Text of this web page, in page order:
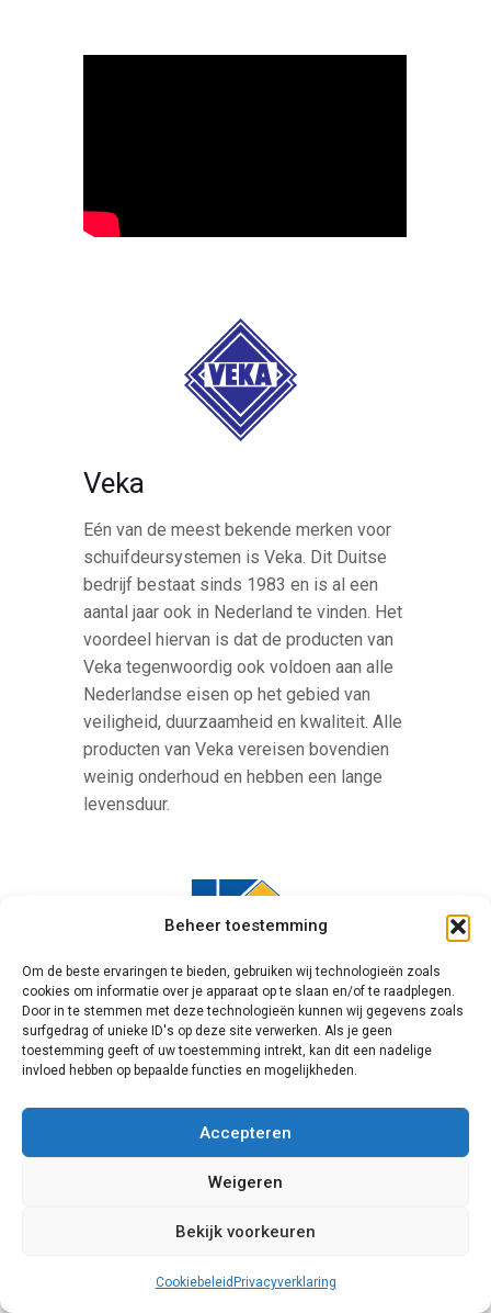
Beheer toestemming
Om de beste ervaringen te bieden, gebruiken wij technologieën zoals
cookies om informatie over je apparaat op te slaan en/of te raadplegen.
Door in te stemmen met deze technologieën kunnen wij gegevens zoals
surfgedrag of unieke ID's op deze site verwerken. Als je geen
toestemming geeft of uw toestemming intrekt, kan dit een nadelige
invloed hebben op bepaalde functies en mogelijkheden.
Accepteren
Weigeren
Bekijk voorkeuren
Cookiebeleid Privacyverklaring
Veka
Eén van de meest bekende merken voor
schuifdeursystemen is Veka. Dit Duitse
bedrijf bestaat sinds 1983 en is al een
aantal jaar ook in Nederland te vinden. Het
voordeel hiervan is dat de producten van
Veka tegenwoordig ook voldoen aan alle
Nederlandse eisen op het gebied van
veiligheid, duurzaamheid en kwaliteit. Alle
producten van Veka vereisen bovendien
weinig onderhoud en hebben een lange
levensduur.
Knipping
Een unieke speler op de markt voor
schuifpuien is Knipping. Dit bedrijf
combineert namelijk kunststoffen en
aluminium onderdelen om te besparen op
de kosten, en de draagkracht van het
kiezen levert men bovendien een bijdrage
aan het milieu. Het beveiligen van